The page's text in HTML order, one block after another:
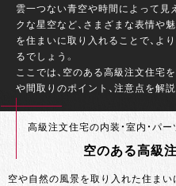
雲一つない青空や時間によって見
クな星空など、さまざまな表情や
を住まいに取り入れることで、よ
るでしょう。
ここでは、空のある高級注文住宅
や間取りのポイント、注意点を解説
高級注文住宅の内装・室内・パ
空のある高級
空や自然の風景を取り入れた住ま